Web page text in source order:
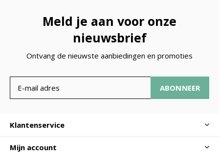
Meld je aan voor onze
nieuwsbrief
Ontvang de nieuwste aanbiedingen en promoties
ABONNEER
Klantenservice
Mijn account